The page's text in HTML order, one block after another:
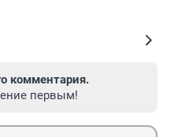
комментария.
первым!